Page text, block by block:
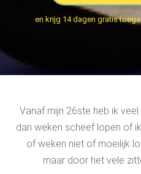
en krijg 14 dagen gratis
Vanaf mijn 26ste heb ik
dan weken scheef lopen of
of weken niet of moeilijk
maar door het vele